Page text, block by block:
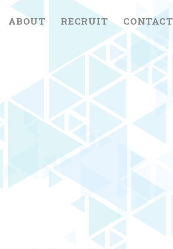
ABOUT RECRUIT CONTACT